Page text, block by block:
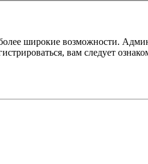
широкие возможности.
вам следует